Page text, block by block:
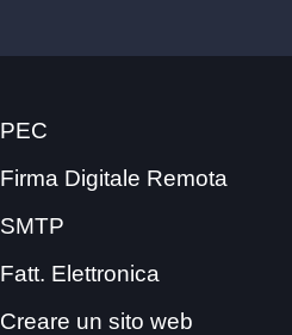
PEC
Firma Digitale Remota
SMTP
Fatt. Elettronica
Creare un sito web